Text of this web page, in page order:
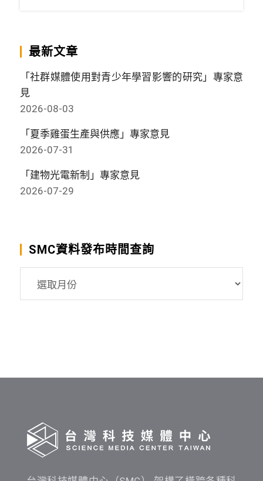
最新文章
「社群媒體使用對青少年學習影響的研究」專家意
見
2026-08-03
「夏季雞蛋生產與供應」專家意見
2026-07-31
「建物光電新制」專家意見
2026-07-29
SMC資料發布時間查詢